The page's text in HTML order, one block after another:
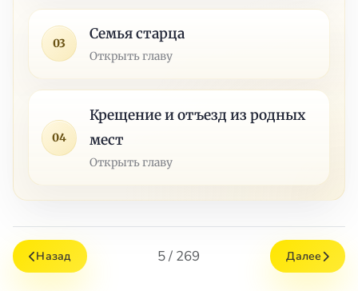
03
Семья старца
Открыть главу
04
Крещение и отъезд из родных
мест
Открыть главу
Назад 5 / 269 Далее